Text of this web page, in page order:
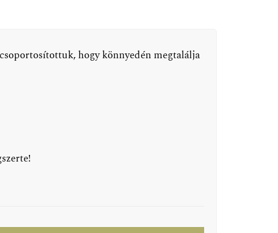
hogy könnyedén megtalálja